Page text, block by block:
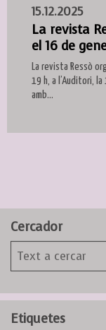
15.12.2025
La revista
el 16 de
La revista Ressò
19 h, a l’Auditori, la
amb...
Cercador
Etiquetes